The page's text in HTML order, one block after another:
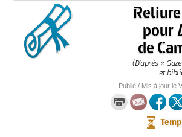
pour
de
(D’après «
et
Publié / Mis à jour le